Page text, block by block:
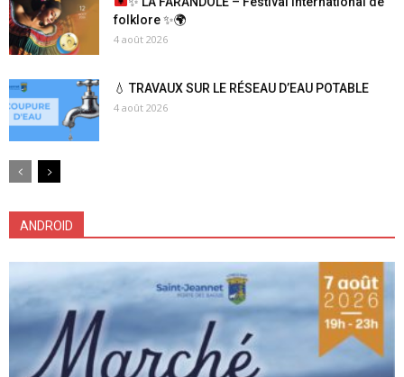
folklore✨🌍
4 août 2026
💧 TRAVAUX SUR LE RÉSEAU D’EAU POTABLE
4 août 2026
ANDROID